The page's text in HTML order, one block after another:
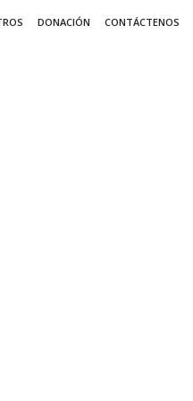
DONACIÓN CONTÁCTENOS